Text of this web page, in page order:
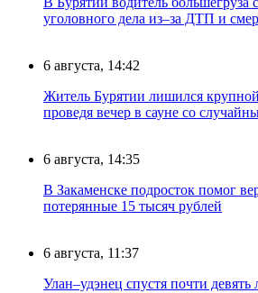
уголовного дела из–за ДТП и
6 августа, 14:42
Житель Бурятии лишился
проведя вечер в сауне со
6 августа, 14:35
В Закаменске подросток помог
потерянные 15 тысяч рублей
6 августа, 11:37
Улан–удэнец спустя почти девять